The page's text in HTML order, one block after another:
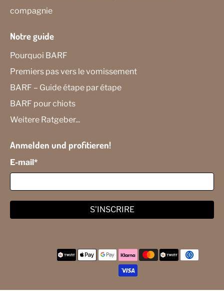
compagnie
Notre guide
Pourquoi BARF
Premiers pas vers le vomissement
BARF – Guide étape par étape
BARF pour chiots
Weitere Ratgeber...
Anmelden und profitieren!
E-mail*
S'INSCRIRE